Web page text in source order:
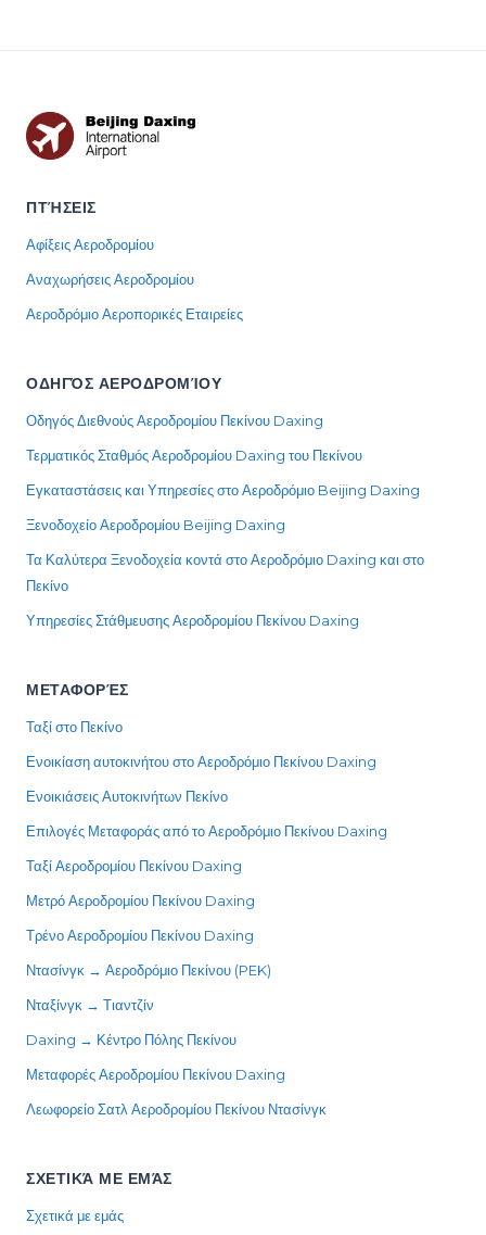
ΠΤΉΣΕΙΣ
Αφίξεις Αεροδρομίου
Αναχωρήσεις Αεροδρομίου
Αεροδρόμιο Αεροπορικές Εταιρείες
ΟΔΗΓΌΣ ΑΕΡΟΔΡΟΜΊΟΥ
Οδηγός Διεθνούς Αεροδρομίου Πεκίνου Daxing
Τερματικός Σταθμός Αεροδρομίου Daxing του Πεκίνου
Εγκαταστάσεις και Υπηρεσίες στο Αεροδρόμιο Beijing Daxing
Ξενοδοχείο Αεροδρομίου Beijing Daxing
Τα Καλύτερα Ξενοδοχεία κοντά στο Αεροδρόμιο Daxing και στο
Πεκίνο
Υπηρεσίες Στάθμευσης Αεροδρομίου Πεκίνου Daxing
ΜΕΤΑΦΟΡΈΣ
Ταξί στο Πεκίνο
Ενοικίαση αυτοκινήτου στο Αεροδρόμιο Πεκίνου Daxing
Ενοικιάσεις Αυτοκινήτων Πεκίνο
Επιλογές Μεταφοράς από το Αεροδρόμιο Πεκίνου Daxing
Ταξί Αεροδρομίου Πεκίνου Daxing
Μετρό Αεροδρομίου Πεκίνου Daxing
Τρένο Αεροδρομίου Πεκίνου Daxing
Ντασίνγκ → Αεροδρόμιο Πεκίνου (PEK)
Νταξίνγκ → Τιαντζίν
Daxing → Κέντρο Πόλης Πεκίνου
Μεταφορές Αεροδρομίου Πεκίνου Daxing
Λεωφορείο Σατλ Αεροδρομίου Πεκίνου Ντασίνγκ
ΣΧΕΤΙΚΆ ΜΕ ΕΜΆΣ
Σχετικά με εμάς